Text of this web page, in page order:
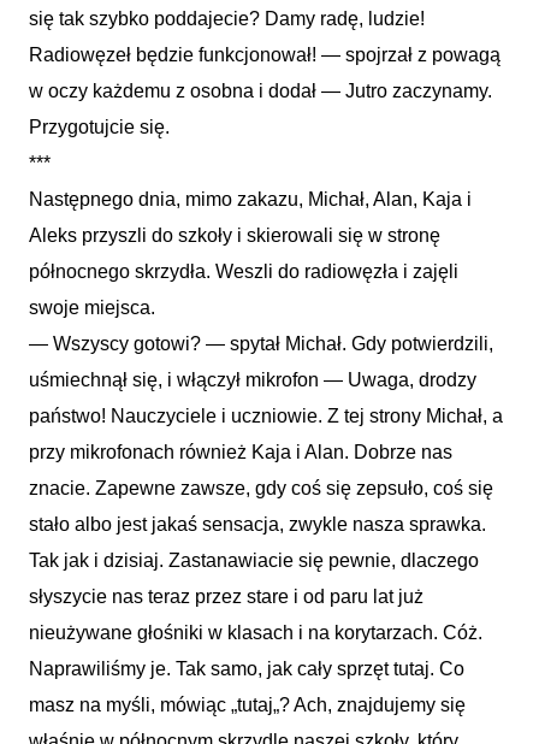
się tak szybko poddajecie? Damy radę, ludzie!
Radiowęzeł będzie funkcjonował! — spojrzał z powagą
w oczy każdemu z osobna i dodał — Jutro zaczynamy.
Przygotujcie się.
***
Następnego dnia, mimo zakazu, Michał, Alan, Kaja i
Aleks przyszli do szkoły i skierowali się w stronę
północnego skrzydła. Weszli do radiowęzła i zajęli
swoje miejsca.
— Wszyscy gotowi? — spytał Michał. Gdy potwierdzili,
uśmiechnął się, i włączył mikrofon — Uwaga, drodzy
państwo! Nauczyciele i uczniowie. Z tej strony Michał, a
przy mikrofonach również Kaja i Alan. Dobrze nas
znacie. Zapewne zawsze, gdy coś się zepsuło, coś się
stało albo jest jakaś sensacja, zwykle nasza sprawka.
Tak jak i dzisiaj. Zastanawiacie się pewnie, dlaczego
słyszycie nas teraz przez stare i od paru lat już
nieużywane głośniki w klasach i na korytarzach. Cóż.
Naprawiliśmy je. Tak samo, jak cały sprzęt tutaj. Co
masz na myśli, mówiąc „tutaj„? Ach, znajdujemy się